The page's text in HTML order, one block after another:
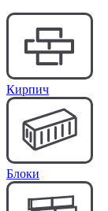
Кирпич
Блоки